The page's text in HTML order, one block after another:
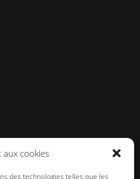
cookies
des technologies telles que les